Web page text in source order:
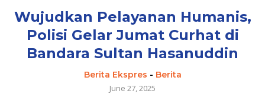
Wujudkan Pelayanan Humanis,
Polisi Gelar Jumat Curhat di
Bandara Sultan Hasanuddin
Berita Ekspres - Berita
June 27, 2025